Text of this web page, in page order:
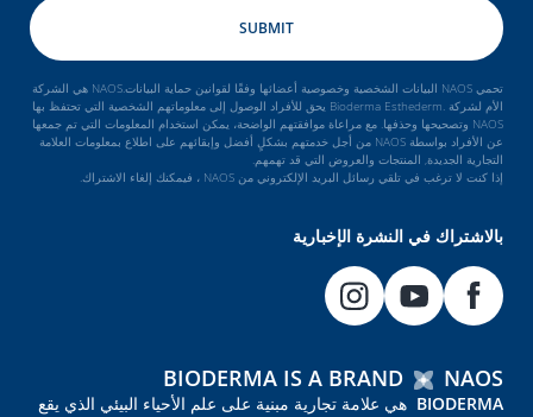
تحمي NAOS البيانات الشخصية وخصوصية أعضائها وفقًا لقوانين حماية البيانات.NAOS هي الشركة
الأم لشركة .Bioderma Esthederm يحق للأفراد الوصول إلى معلوماتهم الشخصية التي تحتفظ بها
NAOS وتصحيحها وحذفها. مع مراعاة موافقتهم الواضحة، يمكن استخدام المعلومات التي تم جمعها
عن الأفراد بواسطة NAOS من أجل خدمتهم بشكلٍ أفضل وإبقائهم على اطلاع بمعلومات العلامة
التجارية الجديدة, المنتجات والعروض التي قد تهمهم.
إذا كنت لا ترغب في تلقي رسائل البريد الإلكتروني من NAOS ، فيمكنك إلغاء الاشتراك.
بالاشتراك في النشرة الإخبارية
BIODERMA IS A BRAND NAOS
BIODERMA هي علامة تجارية مبنية على علم الأحياء البيئي الذي يقع